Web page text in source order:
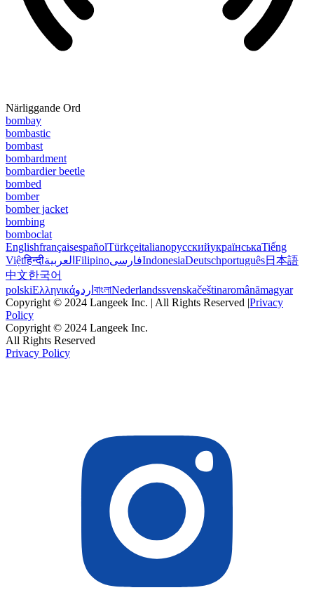
Närliggande Ord
bombay
bombastic
bombast
bombardment
bombardier beetle
bombed
bomber
bomber jacket
bombing
bomboclat
EnglishfrançaisespañolTürkçeitalianoрусскийукраїнськаTiếng
Việtहिन्दीالعربية FilipinoفارسیIndonesiaDeutschportuguês日本語
中文한국어
polskiΕλληνικάاردو বাংলাNederlandssvenskačeštinaromânămagyar
Copyright © 2024 Langeek Inc. | All Rights Reserved |Privacy
Policy
Copyright © 2024 Langeek Inc.
All Rights Reserved
Privacy Policy